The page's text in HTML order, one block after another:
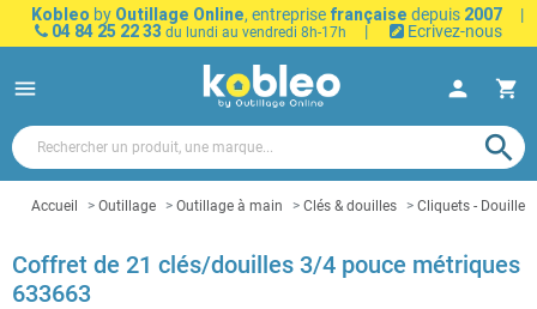
Kobleo by Outillage Online, entreprise française depuis 2007
|
04 84 25 22 33 du lundi au vendredi 8h-17h | Ecrivez-nous
menu person shopping_cart
search
Accueil Outillage Outillage à main Clés & douilles Cliquets - Douilles
Coffret de 21 clés/douilles 3/4 pouce métriques
633663